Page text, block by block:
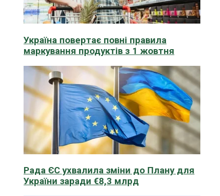
Україна повертає повні правила
маркування продуктів з 1 жовтня
Рада ЄС ухвалила зміни до Плану для
України заради €8,3 млрд